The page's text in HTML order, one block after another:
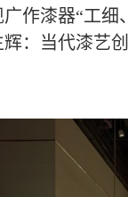
作漆器“工
：当代漆艺